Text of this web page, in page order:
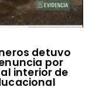
detuvo
por
interior de